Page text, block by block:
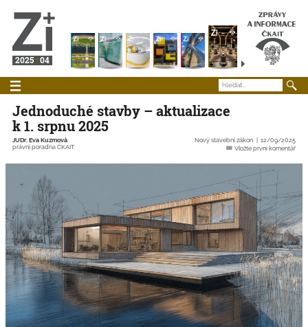
2025 04
Jednoduché stavby – aktualizace
k 1. srpnu 2025
JUDr. Eva Kuzmová
právní poradna ČKAIT
12/09/2025
Nový stavební zákon
Vložte první komentář